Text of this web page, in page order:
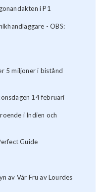
i P1
- OBS:
5 miljoner i bistånd
14 februari
i Indien och
Guide
av Vår Fru av Lourdes